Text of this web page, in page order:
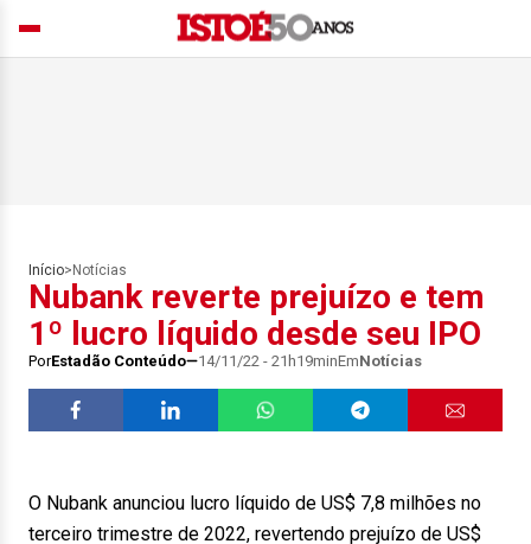
Início> Notícias
Nubank reverte prejuízo e tem
1º lucro líquido desde seu IPO
PorEstadão Conteúdo 14/11/22 - 21h19minEmNotícias
O Nubank anunciou lucro líquido de US$ 7,8 milhões no
terceiro trimestre de 2022, revertendo prejuízo de US$